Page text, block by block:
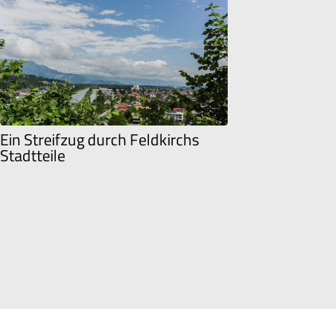
Ein Streifzug durch Feldkirchs
Stadtteile